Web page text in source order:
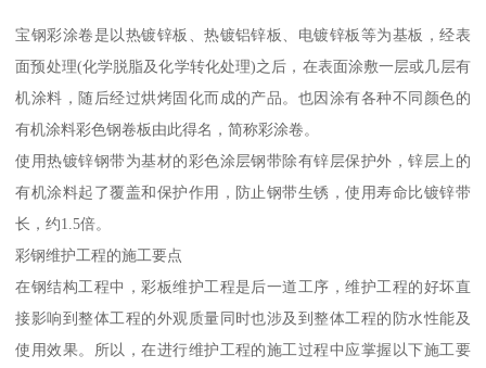
宝钢彩涂卷是以热镀锌板、热镀铝锌板、电镀锌板等为基板，经表
面预处理(化学脱脂及化学转化处理)之后，在表面涂敷一层或几层有
机涂料，随后经过烘烤固化而成的产品。也因涂有各种不同颜色的
有机涂料彩色钢卷板由此得名，简称彩涂卷。
使用热镀锌钢带为基材的彩色涂层钢带除有锌层保护外，锌层上的
有机涂料起了覆盖和保护作用，防止钢带生锈，使用寿命比镀锌带
长，约1.5倍。
彩钢维护工程的施工要点
在钢结构工程中，彩板维护工程是后一道工序，维护工程的好坏直
接影响到整体工程的外观质量同时也涉及到整体工程的防水性能及
使用效果。所以，在进行维护工程的施工过程中应掌握以下施工要